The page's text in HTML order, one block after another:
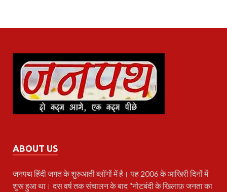
ABOUT US
जनपथहिंदी जगत के शुरुआती ब्लॉगों में है। यह 2006 के आखिरी दिनों में
शुरू हुआ था। दस वर्ष तक संचालन के बाद “नोटबंदी के खिलाफ़ जनता का